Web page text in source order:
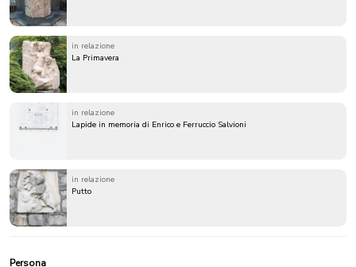
in relazione
La Primavera
in relazione
Lapide in memoria di Enrico e Ferruccio Salvioni
in relazione
Putto
Persona